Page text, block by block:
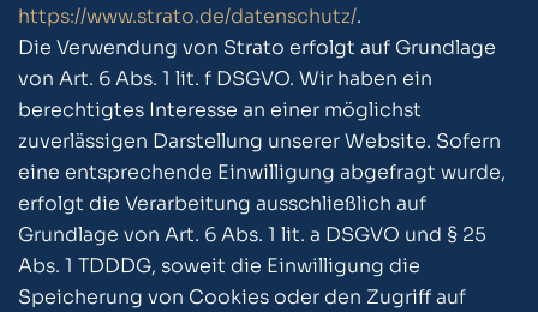
https://www.strato.de/datenschutz/.
Die Verwendung von Strato erfolgt auf Grundlage
von Art. 6 Abs. 1 lit. f DSGVO. Wir haben ein
berechtigtes Interesse an einer möglichst
zuverlässigen Darstellung unserer Website. Sofern
eine entsprechende Einwilligung abgefragt wurde,
erfolgt die Verarbeitung ausschließlich auf
Grundlage von Art. 6 Abs. 1 lit. a DSGVO und § 25
Abs. 1 TDDDG, soweit die Einwilligung die
Speicherung von Cookies oder den Zugriff auf